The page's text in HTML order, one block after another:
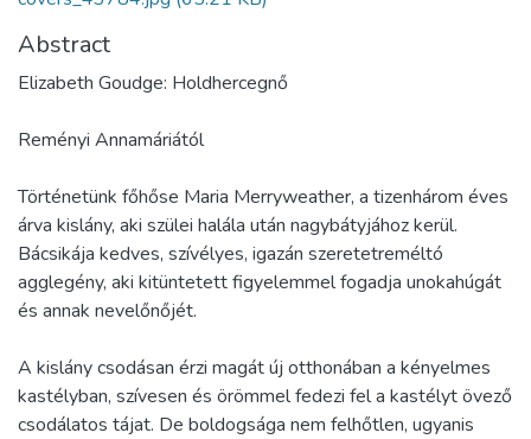
Abstract
Elizabeth Goudge: Holdhercegnő
Reményi Annamáriától
Történetünk főhőse Maria Merryweather, a tizenhárom éves
árva kislány, aki szülei halála után nagybátyjához kerül.
Bácsikája kedves, szívélyes, igazán szeretetreméltó
agglegény, aki kitüntetett figyelemmel fogadja unokahúgát
és annak nevelőnőjét.
A kislány csodásan érzi magát új otthonában a kényelmes
kastélyban, szívesen és örömmel fedezi fel a kastélyt övező
csodálatos tájat. De boldogsága nem felhőtlen, ugyanis